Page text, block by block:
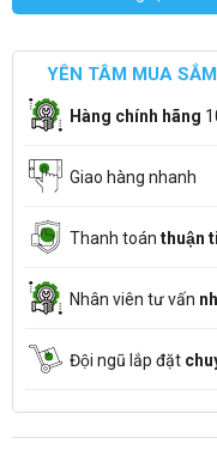
YÊN TÂM MUA
Hàng chính hãng
Giao hàng nhanh
Thanh toán thuận
Nhân viên tư vấn
Đội ngũ lắp đặt